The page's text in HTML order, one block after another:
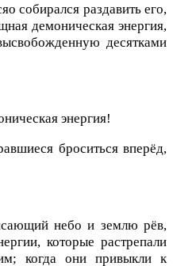
собирался раздавить его,
демоническая энергия,
десятками
энергия!
броситься вперёд,
небо и землю рёв,
которые растрепали
когда они привыкли к